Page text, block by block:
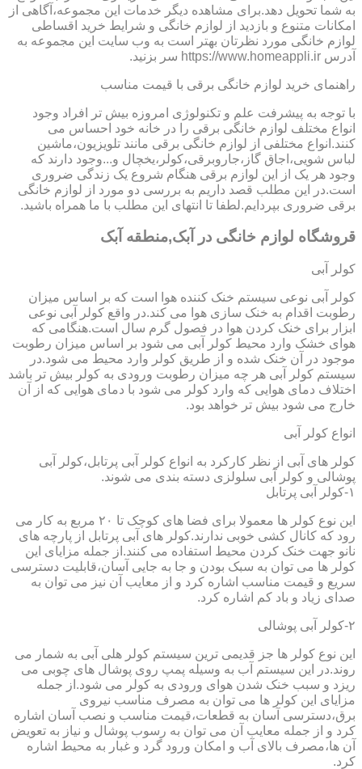
به شما تحویل دهد.برای مشاهده دیگر خدمات این مجموعه،آگاهی از
امکانات متنوع و بازدید از لوازم خانگی و شرایط خرید اقساطی
لوازم خانگی مورد نظرتان بهتر است به وب سایت این مجموعه به
آدرس https://www.homeappli.ir سر بزنید.
راهنمای خرید لوازم خانگی برقی با قیمت مناسب
با توجه به پیشرفت علم و تکنولوژی امروزه بیش تر افراد وجود
انواع مختلف لوازم خانگی برقی را در خانه خود احساس می
کنند.انواع مختلفی از لوازم خانگی برقی مانند تلویزیون،ماشین
لباس شویی،اجاق گاز،جاروبرقی،کولر،یخچال و...وجود دارند که
وجود هر یک از این لوازم برقی هنگام شروع یک زندگی ضروری
است.در این مطلب قصد داریم به بررسی دو مورد از لوازم خانگی
برقی ضروری بپردایم.لطفا تا انتهای این مطلب با ما همراه باشید.
قروشگاه لوازم خانگی در آبک,منطقه آبک
کولر آبی
کولر آبی نوعی سیستم خنک کننده هوا است که بر اساس میزان
رطوبت اقدام به خنک سازی هوا می کند.در واقع کولر آبی نوعی
ابزار برای خنک کردن هوا در فصول گرم سال است.هنگامی که
هوای خشک وارد محیط کولر آبی می شود بر اساس میزان رطوبت
موجود در آن خنک شده و از طریق کولر وارد محیط می شود.در
سیستم کولر آبی هر چه میزان رطوبت ورودی به کولر بیش تر باشد
اختلاف دمای هوایی که وارد کولر می شود با دمای هوایی که از آن
خارج می شود بیش تر خواهد بود.
انواع کولر آبی
کولر های آبی از نظر کارکرد به انواع کولر آبی پرتابل،کولر آبی
پوشالی و کولر آبی سلولزی دسته بندی می شوند.
۱-کولر آبی پرتابل
این نوع کولر ها معمولا برای فضا های کوچک تا ۲۰ مربع به کار می
رود که کانال کشی خوبی ندارند.کولر های آبی پرتابل از پارچه های
نانو جهت خنک کردن محیط استفاده می کنند.از جمله مزایای این
کولر ها می توان به سبک بودن و جا به جایی آسان،قابلیت دسترسی
سریع و قیمت مناسب اشاره کرد و از معایب آن نیز می توان به
صدای زیاد و باد کم اشاره کرد.
۲-کولر آبی پوشالی
این نوع کولر ها جز قدیمی ترین سیستم کولر هلی آبی به شمار می
روند.در این سیستم آب به وسیله پمپ روی پوشال های چوبی می
ریزد و سبب خنک شدن هوای ورودی به کولر می شود.از جمله
مزایای این کولر ها می توان به مصرف مناسب نیروی
برق،دسترسی آسان به قطعات،قیمت مناسب و نصب آسان اشاره
کرد و از جمله معایب آن می توان به رسوب پوشال و نیاز به تعویض
آن ها،مصرف بالای آب و امکان ورود گرد و غبار به محیط اشاره
کرد.